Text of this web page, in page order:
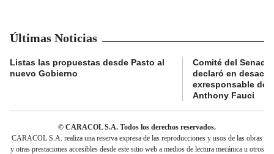
Últimas Noticias
Listas las propuestas desde Pasto al
nuevo Gobierno
Comité del Senado
declaró en
exresponsable de
Anthony Fauci
© CARACOL S.A. Todos los derechos reservados.
CARACOL S.A. realiza una reserva expresa de las reproducciones y usos de las obras
y otras prestaciones accesibles desde este sitio web a medios de lectura mecánica u otros